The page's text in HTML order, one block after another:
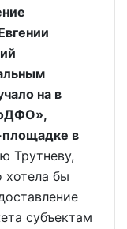
на в
в
Трутневу,
хотела бы
субъектам